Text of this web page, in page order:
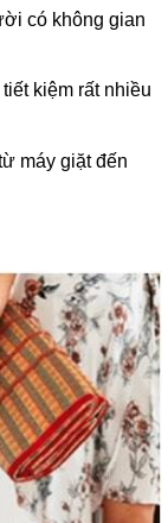
có không gian
kiệm rất nhiều
máy giặt đến